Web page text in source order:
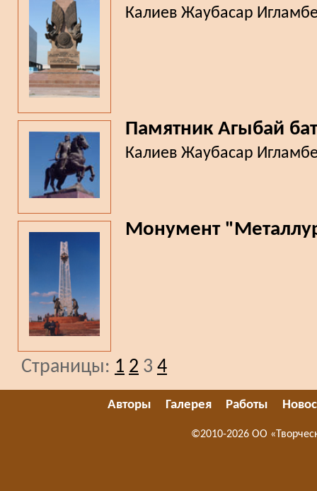
Калиев Жаубасар
Памятник Агыбай
Калиев Жаубасар
Монумент
Страницы: 1 2 3 4
Авторы Галерея Работы
©2010-2026 ОО